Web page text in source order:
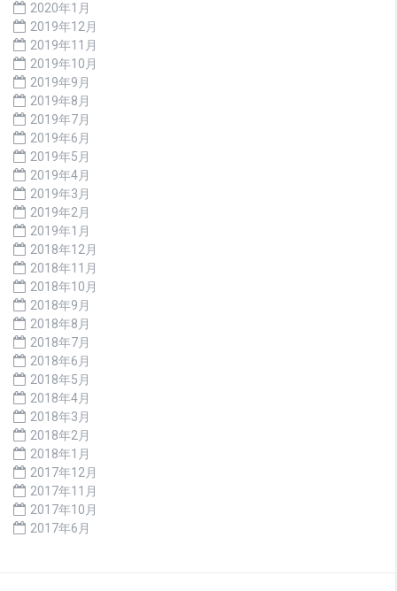
2020年1月
2019年12月
2019年11月
2019年10月
2019年9月
2019年8月
2019年7月
2019年6月
2019年5月
2019年4月
2019年3月
2019年2月
2019年1月
2018年12月
2018年11月
2018年10月
2018年9月
2018年8月
2018年7月
2018年6月
2018年5月
2018年4月
2018年3月
2018年2月
2018年1月
2017年12月
2017年11月
2017年10月
2017年6月